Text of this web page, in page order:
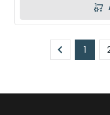
Pagină
În
1